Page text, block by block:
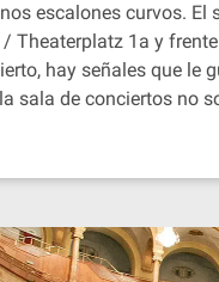
escalones curvos.
Theaterplatz 1a y
hay señales que le
sala de conciertos no